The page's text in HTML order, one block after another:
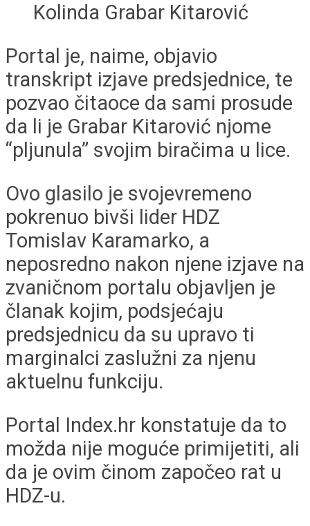
Kolinda Grabar Kitarović
Portal je, naime, objavio
transkript izjave predsjednice, te
pozvao čitaoce da sami prosude
da li je Grabar Kitarović njome
“pljunula” svojim biračima u lice.
Ovo glasilo je svojevremeno
pokrenuo bivši lider HDZ
Tomislav Karamarko, a
neposredno nakon njene izjave na
zvaničnom portalu objavljen je
članak kojim, podsjećaju
predsjednicu da su upravo ti
marginalci zaslužni za njenu
aktuelnu funkciju.
Portal Index.hr konstatuje da to
možda nije moguće primijetiti, ali
da je ovim činom započeo rat u
HDZ-u.